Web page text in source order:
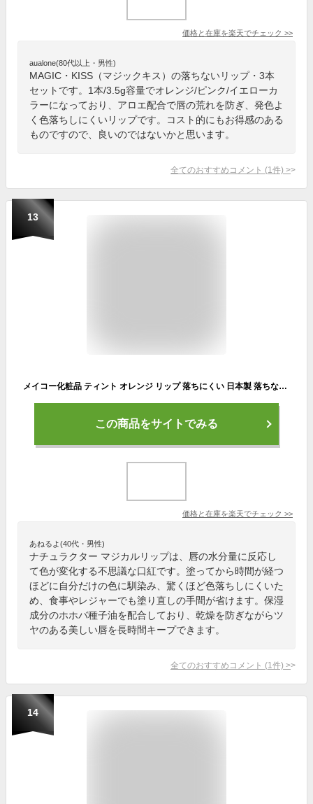
価格と在庫を楽天でチェック >>
aualone(80代以上・男性)
MAGIC・KISS（マジックキス）の落ちないリップ・3本
セットです。1本/3.5g容量でオレンジ/ピンク/イエローカ
ラーになっており、アロエ配合で唇の荒れを防ぎ、発色よ
く色落ちしにくいリップです。コスト的にもお得感のある
ものですので、良いのではないかと思います。
全てのおすすめコメント (1 件) >
13
メイコー化粧品 ティント オレンジ リップ 落ちにくい 日本製 落ちない 唇に塗ると色が変化 落ちにくい口紅 ナチュラクター マジカルリップ 口紅 【ギフト対応】 【ソーシャルギフト対応】 プレゼント
この商品をサイトでみる
価格と在庫を楽天でチェック >>
あねるよ(40代・男性)
ナチュラクター マジカルリップは、唇の水分量に反応し
て色が変化する不思議な口紅です。塗ってから時間が経つ
ほどに自分だけの色に馴染み、驚くほど色落ちしにくいた
め、食事やレジャーでも塗り直しの手間が省けます。保湿
成分のホホバ種子油を配合しており、乾燥を防ぎながらツ
ヤのある美しい唇を長時間キープできます。
全てのおすすめコメント (1 件) >
14